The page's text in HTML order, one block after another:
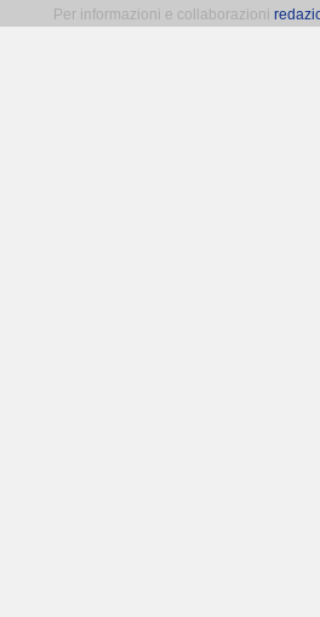
Per informazioni e collaborazioni